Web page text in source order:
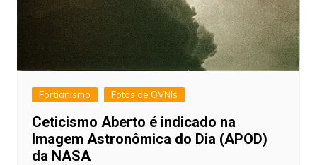
Fortianismo Fotos de OVNIs
Ceticismo Aberto é indicado na
Imagem Astronômica do Dia (APOD)
da NASA